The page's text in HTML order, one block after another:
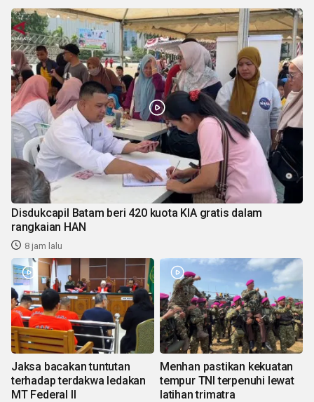
Disdukcapil Batam beri 420 kuota KIA gratis dalam
rangkaian HAN
8 jam lalu
Jaksa bacakan tuntutan
terhadap terdakwa ledakan
MT Federal II
Menhan pastikan kekuatan
tempur TNI terpenuhi lewat
latihan trimatra